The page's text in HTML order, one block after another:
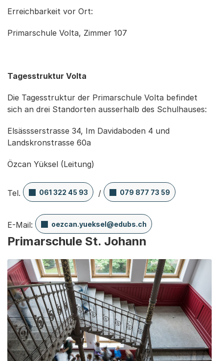
Erreichbarkeit vor Ort:
Primarschule Volta, Zimmer 107
Tagesstruktur Volta
Die Tagesstruktur der Primarschule Volta befindet
sich an drei Standorten ausserhalb des Schulhauses:
Elsässserstrasse 34, Im Davidaboden 4 und
Landskronstrasse 60a
Özcan Yüksel (Leitung)
Tel. 061 322 45 93 / 079 877 73 59
E-Mail: oezcan.yueksel@edubs.ch
Primarschule St. Johann